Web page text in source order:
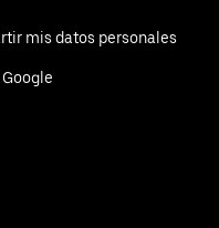
mis datos personales